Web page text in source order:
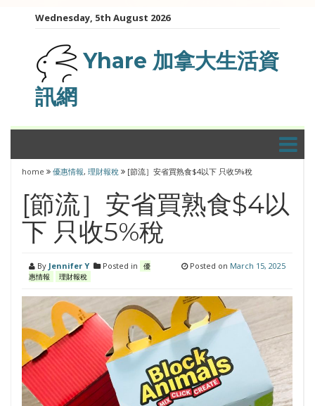
Wednesday, 5th August 2026
Yhare 加拿大生活資
訊網
home 優惠情報, 理財報稅 [節流］安省買熟食$4以下 只收5%稅
[節流］安省買熟食$4以
下 只收5%稅
By Jennifer Y Posted in
優
惠情報
理財報稅
Posted on March 15, 2025